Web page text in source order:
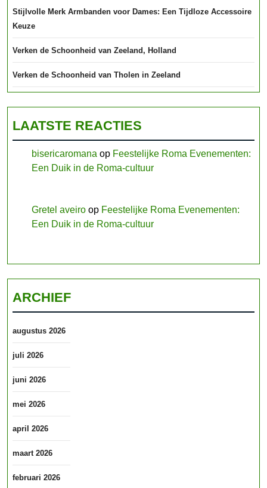
Stijlvolle Merk Armbanden voor Dames: Een Tijdloze Accessoire
Keuze
Verken de Schoonheid van Zeeland, Holland
Verken de Schoonheid van Tholen in Zeeland
LAATSTE REACTIES
bisericaromana op Feestelijke Roma Evenementen:
Een Duik in de Roma-cultuur
Gretel aveiro op Feestelijke Roma Evenementen:
Een Duik in de Roma-cultuur
ARCHIEF
augustus 2026
juli 2026
juni 2026
mei 2026
april 2026
maart 2026
februari 2026